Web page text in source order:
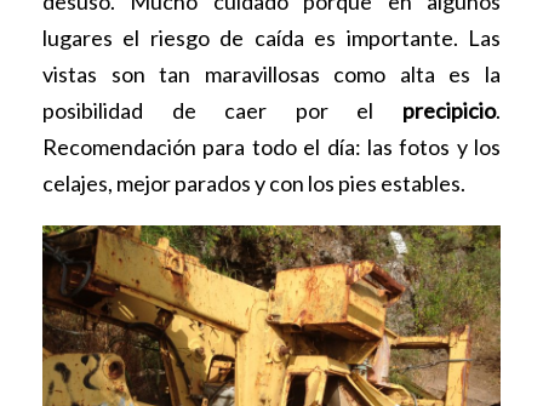
lugares el riesgo de caída es importante. Las
vistas son tan maravillosas como alta es la
posibilidad de caer por el precipicio.
Recomendación para todo el día: las fotos y los
celajes, mejor parados y con los pies estables.